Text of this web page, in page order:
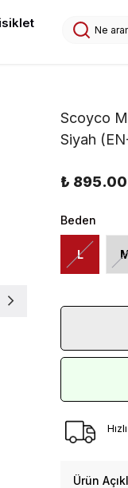
Scoyco
Siyah
₺ 895.00
Beden
L
Ürün